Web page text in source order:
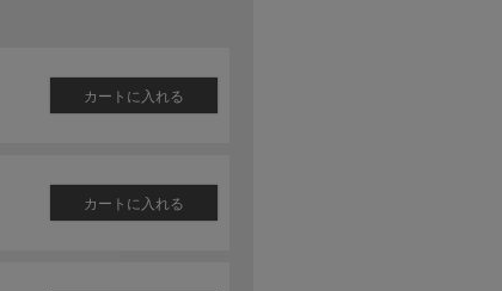
カートに入れる
カートに入れる